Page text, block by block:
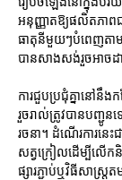
អនុញ្ញាតឱ្យផលិតភា
ធាតុនីមួយៗបំពេញតាម
បានសាងសង់រួចអាចដ
ការជួបប្រជុំគ្នានៅនឹ
រួចរាល់ត្រូវបានបញ្ជូ
រចនា។ ដំណើរការនេះ
សត្វក្រៀលដើម្បីលើក
ផ្សារភ្ជាប់ឬវិធីសាស្ត្រ